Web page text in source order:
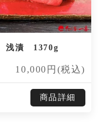
浅漬 1370g
10,000円(税込)
商品詳細